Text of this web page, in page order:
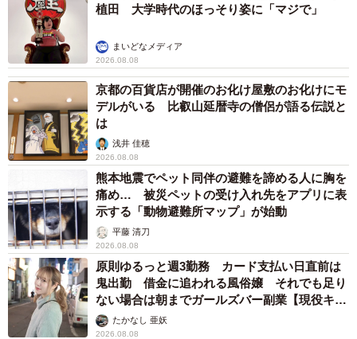
植田 大学時代のほっそり姿に「マジで」
まいどなメディア
2026.08.08
京都の百貨店が開催のお化け屋敷のお化けにモ
デルがいる 比叡山延暦寺の僧侶が語る伝説と
は
浅井 佳穂
2026.08.08
熊本地震でペット同伴の避難を諦める人に胸を
痛め… 被災ペットの受け入れ先をアプリに表
示する「動物避難所マップ」が始動
平藤 清刀
2026.08.08
原則ゆるっと週3勤務 カード支払い日直前は
鬼出勤 借金に追われる風俗嬢 それでも足り
ない場合は朝までガールズバー副業【現役キャ
ストに取材】
たかなし 亜妖
2026.08.08